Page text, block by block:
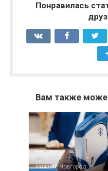
Понравилась
Вам также
Нижний Новгород